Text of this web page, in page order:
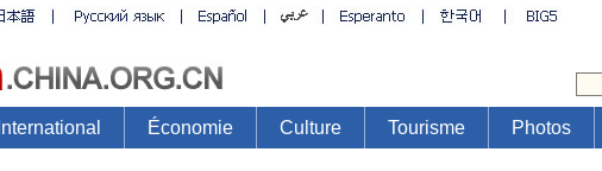
International Économie Culture Tourisme Photos